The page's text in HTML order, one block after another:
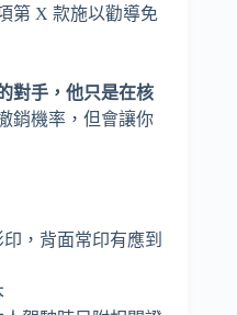
第 X 款施以勸導免
對手，他只是在核
銷機率，但會讓你
，背面常印有應到